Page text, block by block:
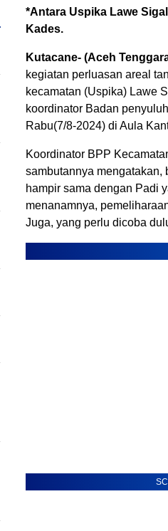
*Antara Uspika Lawe
Kades.
Kutacane- (Aceh
kegiatan perluasan areal
kecamatan (Uspika) Lawe
koordinator Badan
Rabu(7/8-2024) di Aula
Koordinator BPP
sambutannya mengatakan,
hampir sama dengan Padi
menanamnya,
Juga, yang perlu dicoba